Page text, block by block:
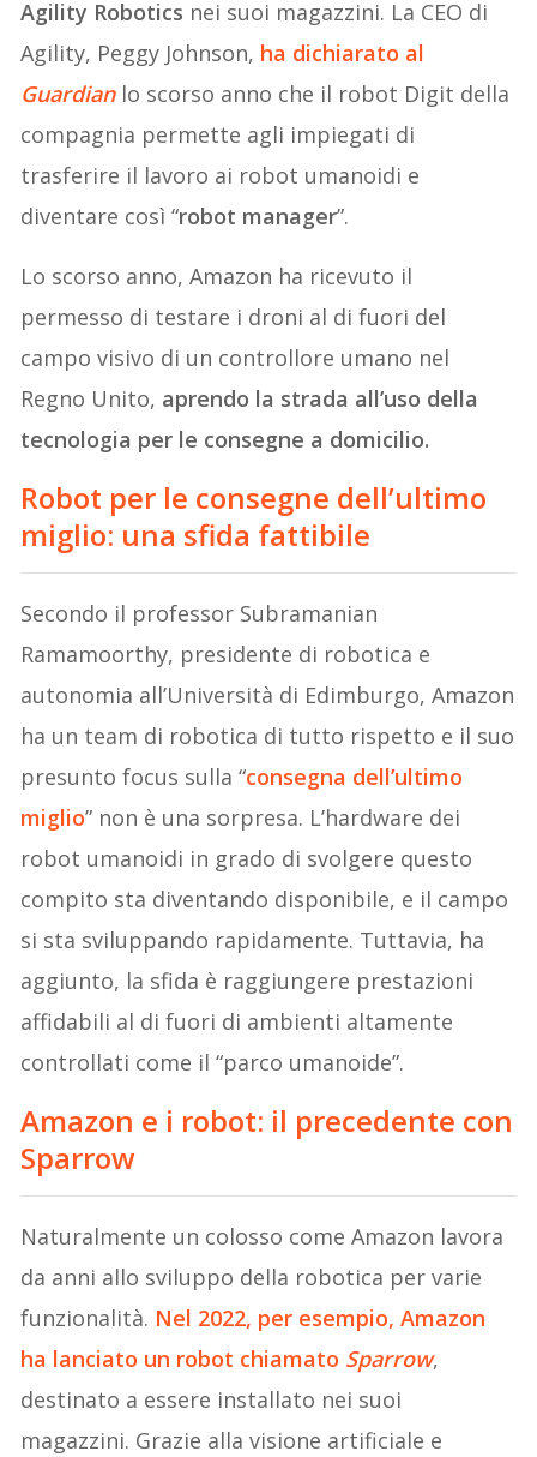
Agility Robotics nei suoi magazzini. La CEO di
Agility, Peggy Johnson, ha dichiarato al
Guardianlo scorso anno che il robot Digit della
compagnia permette agli impiegati di
trasferire il lavoro ai robot umanoidi e
diventare così “robot manager”.
Lo scorso anno, Amazon ha ricevuto il
permesso di testare i droni al di fuori del
campo visivo di un controllore umano nel
Regno Unito, aprendo la strada all’uso della
tecnologia per le consegne a domicilio.
Robot per le consegne dell’ultimo
miglio: una sfida fattibile
Secondo il professor Subramanian
Ramamoorthy, presidente di robotica e
autonomia all’Università di Edimburgo, Amazon
ha un team di robotica di tutto rispetto e il suo
presunto focus sulla “consegna dell’ultimo
miglio” non è una sorpresa. L’hardware dei
robot umanoidi in grado di svolgere questo
compito sta diventando disponibile, e il campo
si sta sviluppando rapidamente. Tuttavia, ha
aggiunto, la sfida è raggiungere prestazioni
affidabili al di fuori di ambienti altamente
controllati come il “parco umanoide”.
Amazon e i robot: il precedente con
Sparrow
Naturalmente un colosso come Amazon lavora
da anni allo sviluppo della robotica per varie
funzionalità. Nel 2022, per esempio, Amazon
ha lanciato un robot chiamato Sparrow,
destinato a essere installato nei suoi
magazzini. Grazie alla visione artificiale e